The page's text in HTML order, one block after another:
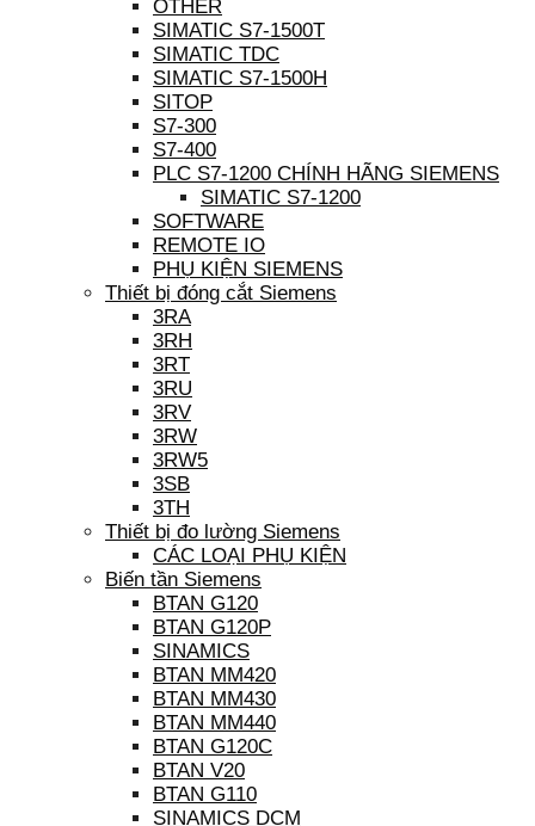
OTHER
SIMATIC S7-1500T
SIMATIC TDC
SIMATIC S7-1500H
SITOP
S7-300
S7-400
PLC S7-1200 CHÍNH HÃNG SIEMENS
SIMATIC S7-1200
SOFTWARE
REMOTE IO
PHỤ KIỆN SIEMENS
Thiết bị đóng cắt Siemens
3RA
3RH
3RT
3RU
3RV
3RW
3RW5
3SB
3TH
Thiết bị đo lường Siemens
CÁC LOẠI PHỤ KIỆN
Biến tần Siemens
BTAN G120
BTAN G120P
SINAMICS
BTAN MM420
BTAN MM430
BTAN MM440
BTAN G120C
BTAN V20
BTAN G110
SINAMICS DCM